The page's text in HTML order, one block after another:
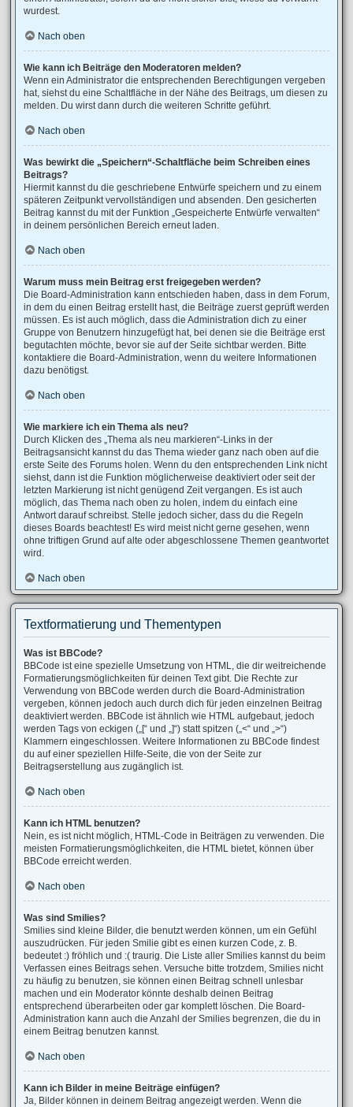
wurdest.
Nach oben
Wie kann ich Beiträge den Moderatoren melden?
Wenn ein Administrator die entsprechenden Berechtigungen vergeben
hat, siehst du eine Schaltfläche in der Nähe des Beitrags, um diesen zu
melden. Du wirst dann durch die weiteren Schritte geführt.
Nach oben
Was bewirkt die „Speichern“-Schaltfläche beim Schreiben eines
Beitrags?
Hiermit kannst du die geschriebene Entwürfe speichern und zu einem
späteren Zeitpunkt vervollständigen und absenden. Den gesicherten
Beitrag kannst du mit der Funktion „Gespeicherte Entwürfe verwalten“
in deinem persönlichen Bereich erneut laden.
Nach oben
Warum muss mein Beitrag erst freigegeben werden?
Die Board-Administration kann entschieden haben, dass in dem Forum,
in dem du einen Beitrag erstellt hast, die Beiträge zuerst geprüft werden
müssen. Es ist auch möglich, dass die Administration dich zu einer
Gruppe von Benutzern hinzugefügt hat, bei denen sie die Beiträge erst
begutachten möchte, bevor sie auf der Seite sichtbar werden. Bitte
kontaktiere die Board-Administration, wenn du weitere Informationen
dazu benötigst.
Nach oben
Wie markiere ich ein Thema als neu?
Durch Klicken des „Thema als neu markieren“-Links in der
Beitragsansicht kannst du das Thema wieder ganz nach oben auf die
erste Seite des Forums holen. Wenn du den entsprechenden Link nicht
siehst, dann ist die Funktion möglicherweise deaktiviert oder seit der
letzten Markierung ist nicht genügend Zeit vergangen. Es ist auch
möglich, das Thema nach oben zu holen, indem du einfach eine
Antwort darauf schreibst. Stelle jedoch sicher, dass du die Regeln
dieses Boards beachtest! Es wird meist nicht gerne gesehen, wenn
ohne triftigen Grund auf alte oder abgeschlossene Themen geantwortet
wird.
Nach oben
Textformatierung und Thementypen
Was ist BBCode?
BBCode ist eine spezielle Umsetzung von HTML, die dir weitreichende
Formatierungsmöglichkeiten für deinen Text gibt. Die Rechte zur
Verwendung von BBCode werden durch die Board-Administration
vergeben, können jedoch auch durch dich für jeden einzelnen Beitrag
deaktiviert werden. BBCode ist ähnlich wie HTML aufgebaut, jedoch
werden Tags von eckigen („[“ und „]“) statt spitzen („<“ und „>“)
Klammern eingeschlossen. Weitere Informationen zu BBCode findest
du auf einer speziellen Hilfe-Seite, die von der Seite zur
Beitragserstellung aus zugänglich ist.
Nach oben
Kann ich HTML benutzen?
Nein, es ist nicht möglich, HTML-Code in Beiträgen zu verwenden. Die
meisten Formatierungsmöglichkeiten, die HTML bietet, können über
BBCode erreicht werden.
Nach oben
Was sind Smilies?
Smilies sind kleine Bilder, die benutzt werden können, um ein Gefühl
auszudrücken. Für jeden Smilie gibt es einen kurzen Code, z. B.
bedeutet :) fröhlich und :( traurig. Die Liste aller Smilies kannst du beim
Verfassen eines Beitrags sehen. Versuche bitte trotzdem, Smilies nicht
zu häufig zu benutzen, sie können einen Beitrag schnell unlesbar
machen und ein Moderator könnte deshalb deinen Beitrag
entsprechend überarbeiten oder gar komplett löschen. Die Board-
Administration kann auch die Anzahl der Smilies begrenzen, die du in
einem Beitrag benutzen kannst.
Nach oben
Kann ich Bilder in meine Beiträge einfügen?
Ja, Bilder können in deinem Beitrag angezeigt werden. Wenn die